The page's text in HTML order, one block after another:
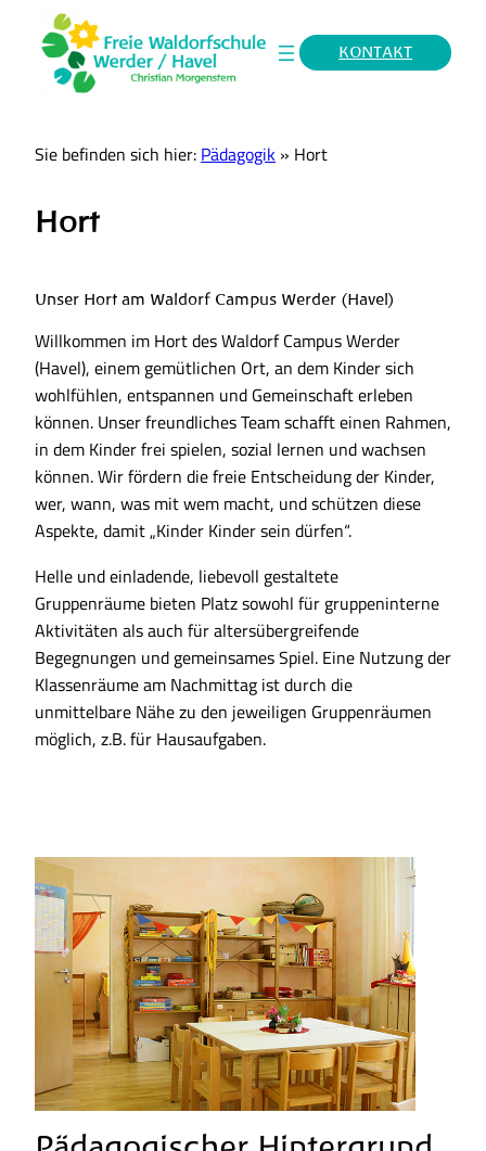
KONTAKT
Sie befinden sich hier: Pädagogik » Hort
Hort
Unser Hort am Waldorf Campus Werder (Havel)
Willkommen im Hort des Waldorf Campus Werder
(Havel), einem gemütlichen Ort, an dem Kinder sich
wohlfühlen, entspannen und Gemeinschaft erleben
können. Unser freundliches Team schafft einen Rahmen,
in dem Kinder frei spielen, sozial lernen und wachsen
können. Wir fördern die freie Entscheidung der Kinder,
wer, wann, was mit wem macht, und schützen diese
Aspekte, damit „Kinder Kinder sein dürfen“.
Helle und einladende, liebevoll gestaltete
Gruppenräume bieten Platz sowohl für gruppeninterne
Aktivitäten als auch für altersübergreifende
Begegnungen und gemeinsames Spiel. Eine Nutzung der
Klassenräume am Nachmittag ist durch die
unmittelbare Nähe zu den jeweiligen Gruppenräumen
möglich, z.B. für Hausaufgaben.